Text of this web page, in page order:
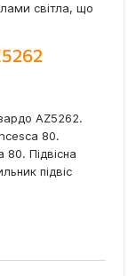
світла, що
AZ5262.
80.
Підвісна
підвіс